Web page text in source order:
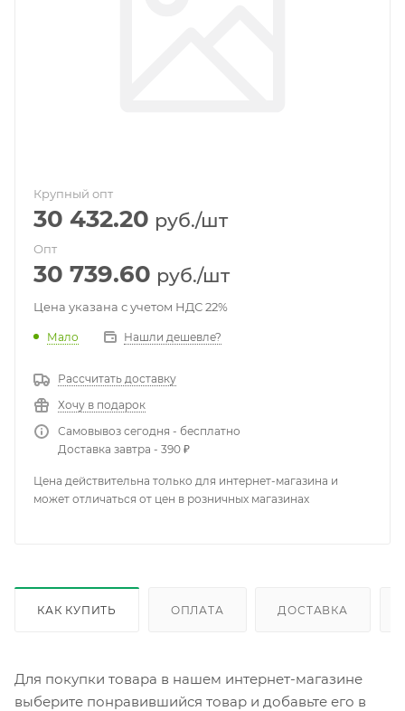
Крупный опт
30 432.20 руб./шт
Опт
30 739.60 руб./шт
Цена указана с учетом НДС 22%
Мало Нашли дешевле?
Рассчитать доставку
Хочу в подарок
Самовывоз сегодня - бесплатно
Доставка завтра - 390 ₽
Цена действительна только для интернет-магазина и
может отличаться от цен в розничных магазинах
КАК КУПИТЬ ОПЛАТА ДОСТАВКА
Для покупки товара в нашем интернет-магазине
выберите понравившийся товар и добавьте его в